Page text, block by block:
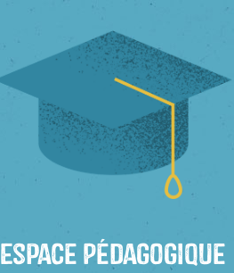
Espace Pédagogique